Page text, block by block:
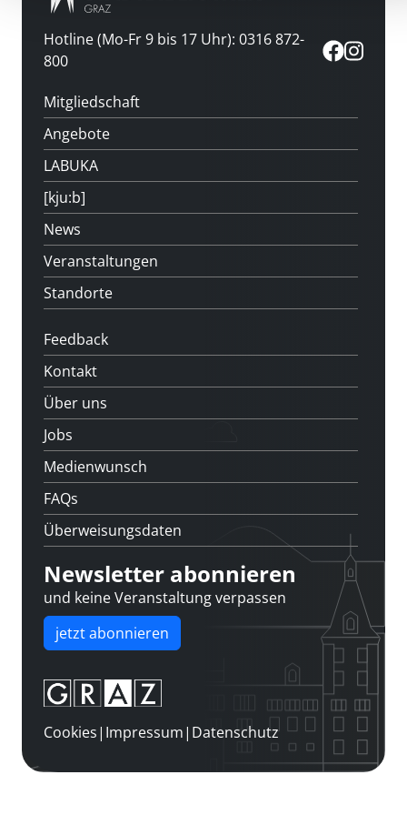
Hotline (Mo-Fr 9 bis 17 Uhr): 0316 872-
800
Mitgliedschaft
Angebote
LABUKA
[kju:b]
News
Veranstaltungen
Standorte
Feedback
Kontakt
Über uns
Jobs
Medienwunsch
FAQs
Überweisungsdaten
Newsletter abonnieren
und keine Veranstaltung verpassen
jetzt abonnieren
Cookies| Impressum| Datenschutz